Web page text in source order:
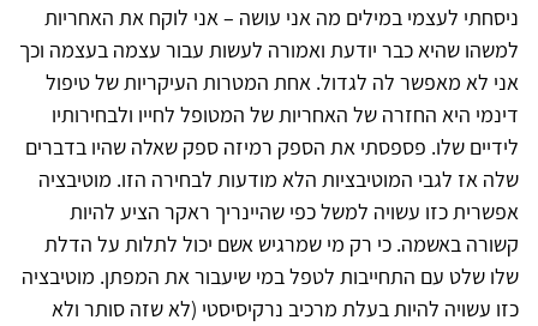
ניסחתי לעצמי במילים מה אני עושה – אני לוקח את האחריות
למשהו שהיא כבר יודעת ואמורה לעשות עבור עצמה בעצמה וכך
אני לא מאפשר לה לגדול. אחת המטרות העיקריות של טיפול
דינמי היא החזרה של האחריות של המטופל לחייו ולבחירותיו
לידיים שלו. פספסתי את הספק רמיזה ספק שאלה שהיו בדברים
שלה אז לגבי המוטיבציות הלא מודעות לבחירה הזו. מוטיבציה
אפשרית כזו עשויה למשל כפי שהיינריך ראקר הציע להיות
קשורה באשמה. כי רק מי שמרגיש אשם יכול לתלות על הדלת
שלו שלט עם התחייבות לטפל במי שיעבור את המפתן. מוטיבציה
כזו עשויה להיות בעלת מרכיב נרקיסיסטי (לא שזה סותר ולא